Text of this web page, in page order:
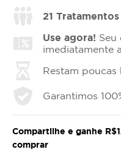
21
Use agora! Seu
imediatamente
Restam poucas
Garantimos
Compartilhe e ganhe
comprar